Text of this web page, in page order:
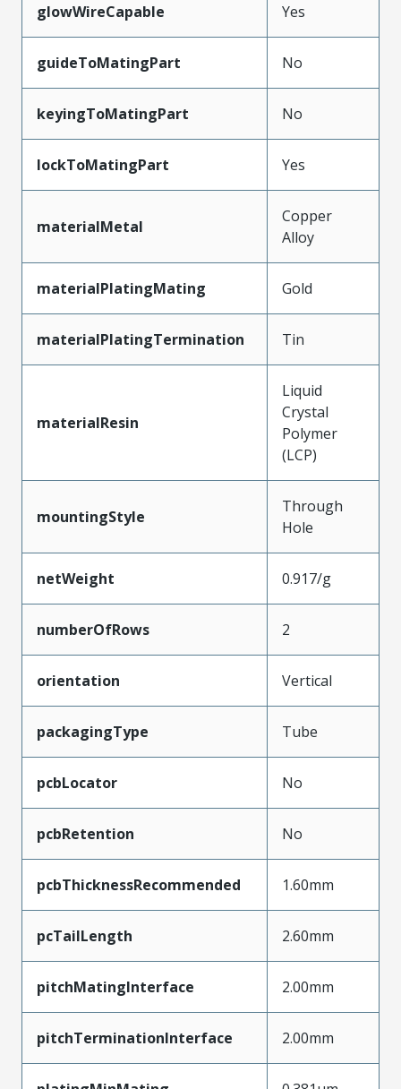
glowWireCapable Yes
guideToMatingPart No
keyingToMatingPart No
lockToMatingPart Yes
materialMetal
Copper
Alloy
materialPlatingMating Gold
materialPlatingTermination Tin
materialResin
Liquid
Crystal
Polymer
(LCP)
mountingStyle
Through
Hole
netWeight 0.917/g
numberOfRows 2
orientation Vertical
packagingType Tube
pcbLocator No
pcbRetention No
pcbThicknessRecommended 1.60mm
pcTailLength 2.60mm
pitchMatingInterface 2.00mm
pitchTerminationInterface 2.00mm